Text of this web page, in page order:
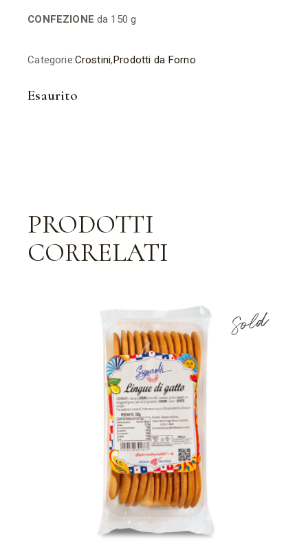
CONFEZIONE da 150 g
Categorie:Crostini,Prodotti da Forno
Esaurito
PRODOTTI
CORRELATI
Sold